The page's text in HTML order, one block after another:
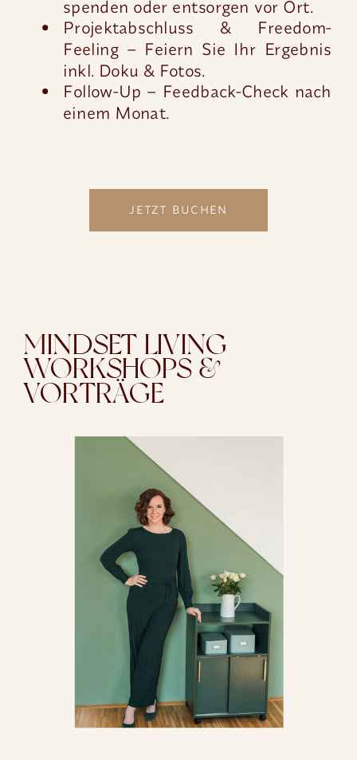
JETZT BUCHEN
spenden oder entsorgen vor Ort.
Projektabschluss & Freedom-
Feeling – Feiern Sie Ihr Ergebnis
inkl. Doku & Fotos.
Follow-Up – Feedback-Check nach
einem Monat.
MINDSET LIVING
WORKSHOPS &
VORTRÄGE